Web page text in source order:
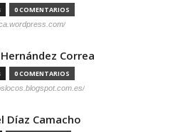
0 COMENTARIOS
Correa
0 COMENTARIOS
Díaz Camacho